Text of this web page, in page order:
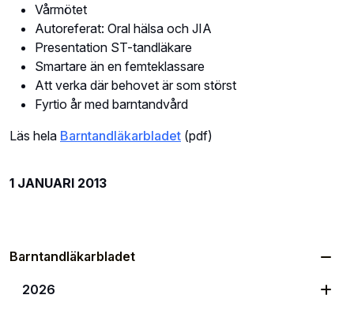
Vårmötet
Autoreferat: Oral hälsa och JIA
Presentation ST-tandläkare
Smartare än en femteklassare
Att verka där behovet är som störst
Fyrtio år med barntandvård
Läs hela Barntandläkarbladet (pdf)
1 JANUARI 2013
Barntandläkarbladet
2026